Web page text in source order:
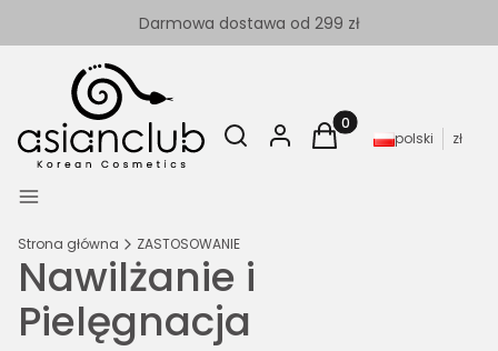
Darmowa dostawa od 299 zł
Menu
Otwórz wyszukiwarkę
SzukajZaloguj się
Produkty w koszyku:
Koszyk polski zł
Strona główna ZASTOSOWANIE
Nawilżanie i
Pielęgnacja